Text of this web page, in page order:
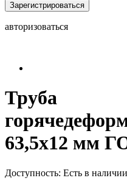
Зарегистрироваться
авторизоваться
Труба
63,5х12 мм
Доступность: Есть в наличии